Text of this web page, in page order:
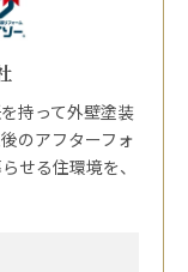
持って外壁塗装
のアフターフォ
せる住環境を、